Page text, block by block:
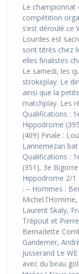
Le championnat
compétition
s’est déroulé ce
Lourdes est
sont titrés chez
elles finalistes
Le samedi, les
strokeplay. Le
ainsi que la
matchplay. Les
Qualifications :
Hippodrome
(409) Finale :
Lannemezan
Qualifications :
(351), 3e
Hippodrome 2/1
: – Hommes :
Michel
Laurent Skaly,
Trépout et
Bernadette
Gandemer,
Jusserand Le
avec du beau